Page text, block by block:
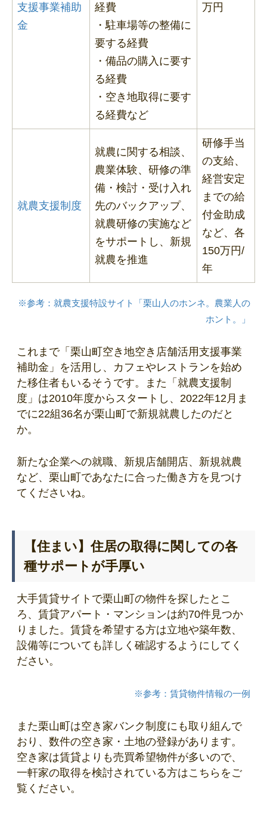
支援事業補助
金
経費
・駐車場等の整備に
要する経費
・備品の購入に要す
る経費
・空き地取得に要す
る経費など
万円
就農支援制度
就農に関する相談、
農業体験、研修の準
備・検討・受け入れ
先のバックアップ、
就農研修の実施など
をサポートし、新規
就農を推進
研修手当
の支給、
経営安定
までの給
付金助成
など、各
150万円/
年
※参考：就農支援特設サイト「栗山人のホンネ。農業人の
ホント。」
これまで「栗山町空き地空き店舗活用支援事業
補助金」を活用し、カフェやレストランを始め
た移住者もいるそうです。また「就農支援制
度」は2010年度からスタートし、2022年12月ま
でに22組36名が栗山町で新規就農したのだと
か。
新たな企業への就職、新規店舗開店、新規就農
など、栗山町であなたに合った働き方を見つけ
てくださいね。
【住まい】住居の取得に関しての各
種サポートが手厚い
大手賃貸サイトで栗山町の物件を探したとこ
ろ、賃貸アパート・マンションは約70件見つか
りました。賃貸を希望する方は立地や築年数、
設備等についても詳しく確認するようにしてく
ださい。
※参考：賃貸物件情報の一例
また栗山町は空き家バンク制度にも取り組んで
おり、数件の空き家・土地の登録があります。
空き家は賃貸よりも売買希望物件が多いので、
一軒家の取得を検討されている方はこちらをご
覧ください。